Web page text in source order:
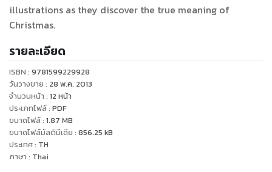
illustrations as they discover the true meaning of
Christmas.
รายละเอียด
ISBN : 9781599229928
วันวางขาย : 28 พ.ค. 2013
จำนวนหน้า : 12 หน้า
ประเภทไฟล์: PDF
ขนาดไฟล์: 1.87 MB
ขนาดไฟล์มัลติมีเดีย : 856.25 kB
ประเทศ: TH
ภาษา : Thai